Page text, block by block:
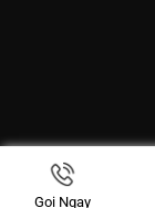
Gọi Ngay